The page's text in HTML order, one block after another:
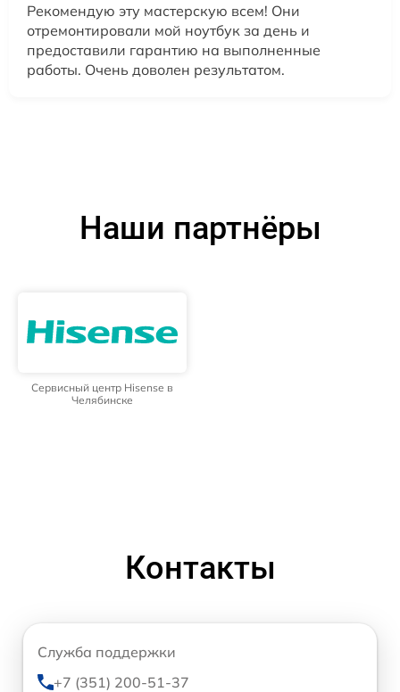
Рекомендую эту мастерскую всем! Они
отремонтировали мой ноутбук за день и
предоставили гарантию на выполненные
работы. Очень доволен результатом.
Наши партнёры
Сервисный центр Hisense в
Челябинске
Контакты
Служба поддержки
+7 (351) 200-51-37